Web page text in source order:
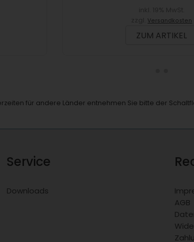
Versandkosten
ZUM ARTIKEL
für andere Länder entnehmen Sie bitte der
Service
Downloads
AGB